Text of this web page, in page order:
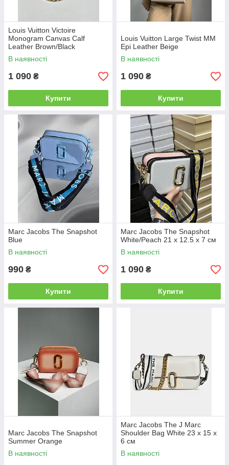
Louis Vuitton Victoire
Monogram Canvas Calf
Leather Brown/Black
В наявності
1 090 ₴
Купити
Louis Vuitton Large Twist MM
Epi Leather Beige
В наявності
1 090 ₴
Купити
Marc Jacobs The Snapshot
Blue
В наявності
990 ₴
Купити
Marc Jacobs The Snapshot
White/Peach 21 х 12.5 х 7 см
В наявності
1 090 ₴
Купити
Marc Jacobs The Snapshot
Summer Orange
В наявності
Marc Jacobs The J Marc
Shoulder Bag White 23 х 15 х
6 см
В наявності